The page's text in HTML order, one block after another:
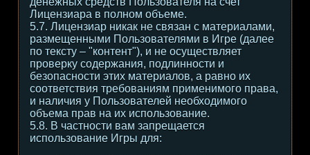
Лицензиара в полном объеме.
5.7. Лицензиар никак не связан с материалами,
размещенными Пользователями в Игре (далее
по тексту – "контент"), и не осуществляет
проверку содержания, подлинности и
безопасности этих материалов, а равно их
соответствия требованиям применимого права,
и наличия у Пользователей необходимого
объема прав на их использование.
5.8. В частности вам запрещается
использование Игры для: